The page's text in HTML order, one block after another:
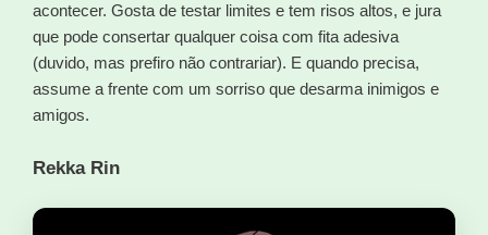
acontecer. Gosta de testar limites e tem risos altos, e jura
que pode consertar qualquer coisa com fita adesiva
(duvido, mas prefiro não contrariar). E quando precisa,
assume a frente com um sorriso que desarma inimigos e
amigos.
Rekka Rin